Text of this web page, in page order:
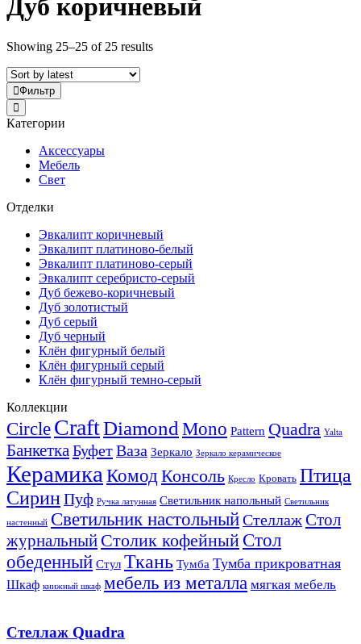
Дуб коричневый
Showing 25–25 of 25 results
Фильтр
Категории
Аксессуары
Мебель
Свет
Отделки
Эвкалипт коричневый
Эвкалипт платиново-белый
Эвкалипт платиново-серый
Эвкалипт серебристо-серый
Дуб бежево-коричневый
Дуб золотистый
Дуб серый
Дуб черный
Клён фигурный белый
Клён фигурный серый
Клён фигурный темно-серый
Коллекции
Circle CraftDiamondMono Pattern Quadra Yalta
БанкеткаБуфетВаза Зеркало Зеркало керамическое
Керамика Комод Консоль Кресло Кровать Птица
СиринПуф Ручка латунная Светильник напольный Светильник
настенный Светильник настольныйСтеллажСтол
журнальный Столик кофейный Стол
обеденный Стул Ткань Тумба Тумба прикроватная
Шкаф книжный шкаф мебель из металла мягкая мебель
Стеллаж Quadra